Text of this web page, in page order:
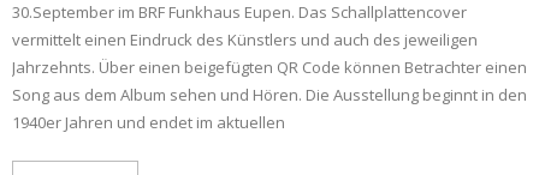
30.September im BRF Funkhaus Eupen. Das Schallplattencover
vermittelt einen Eindruck des Künstlers und auch des jeweiligen
Jahrzehnts. Über einen beigefügten QR Code können Betrachter einen
Song aus dem Album sehen und Hören. Die Ausstellung beginnt in den
1940er Jahren und endet im aktuellen